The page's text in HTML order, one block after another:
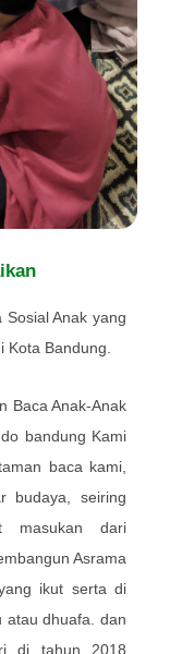
Anak yang
Bandung.
Baca Anak-Anak
bandung Kami
baca kami,
budaya, seiring
masukan dari
Asrama
ikut serta di
atau dhuafa. dan
di tahun 2018